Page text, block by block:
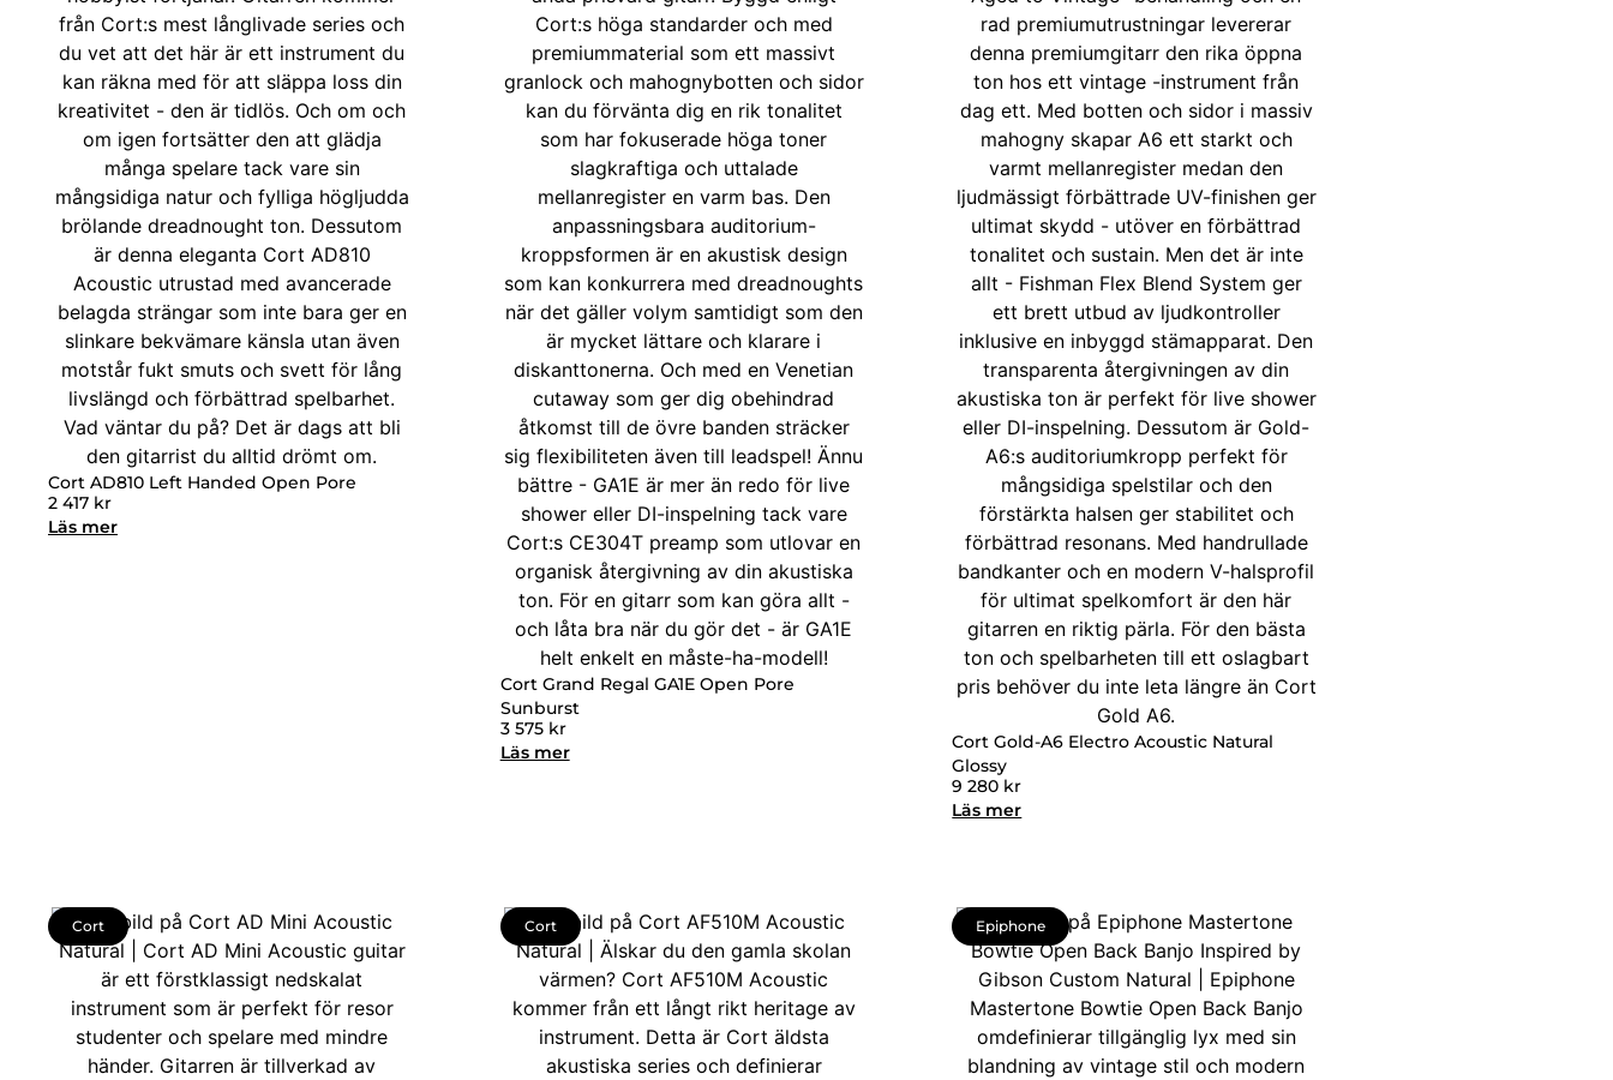
Cort AD810 Left Handed Open Pore
2 417 kr
Läs mer
Cort Grand Regal GA1E Open Pore
Sunburst
3 575 kr
Läs mer
Cort Gold-A6 Electro Acoustic Natural
Glossy
9 280 kr
Läs mer
Cort Cort Epiphone